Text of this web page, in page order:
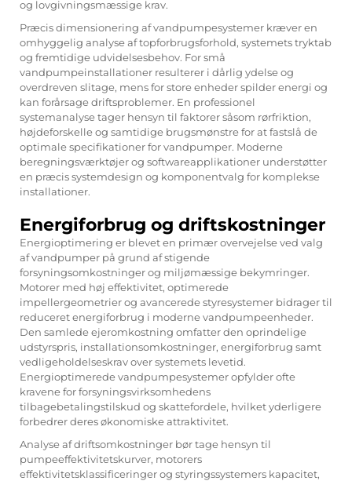
og lovgivningsmæssige krav.
Præcis dimensionering af vandpumpesystemer kræver en
omhyggelig analyse af topforbrugsforhold, systemets tryktab
og fremtidige udvidelsesbehov. For små
vandpumpeinstallationer resulterer i dårlig ydelse og
overdreven slitage, mens for store enheder spilder energi og
kan forårsage driftsproblemer. En professionel
systemanalyse tager hensyn til faktorer såsom rørfriktion,
højdeforskelle og samtidige brugsmønstre for at fastslå de
optimale specifikationer for vandpumper. Moderne
beregningsværktøjer og softwareapplikationer understøtter
en præcis systemdesign og komponentvalg for komplekse
installationer.
Energiforbrug og driftskostninger
Energioptimering er blevet en primær overvejelse ved valg
af vandpumper på grund af stigende
forsyningsomkostninger og miljømæssige bekymringer.
Motorer med høj effektivitet, optimerede
impellergeometrier og avancerede styresystemer bidrager til
reduceret energiforbrug i moderne vandpumpeenheder.
Den samlede ejeromkostning omfatter den oprindelige
udstyrspris, installationsomkostninger, energiforbrug samt
vedligeholdelseskrav over systemets levetid.
Energioptimerede vandpumpesystemer opfylder ofte
kravene for forsyningsvirksomhedens
tilbagebetalingstilskud og skattefordele, hvilket yderligere
forbedrer deres økonomiske attraktivitet.
Analyse af driftsomkostninger bør tage hensyn til
pumpeeffektivitetskurver, motorers
effektivitetsklassificeringer og styringssystemers kapacitet,